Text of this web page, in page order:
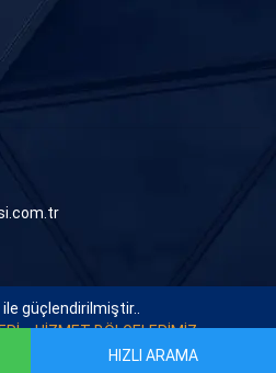
ile güçlendirilmiştir..
HİZMET BÖLGELERİMİZ
. Tüm Hakları Saklıdır.
HIZLI ARAMA